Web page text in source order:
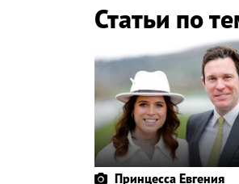
Статьи по
Принцесса Евгения